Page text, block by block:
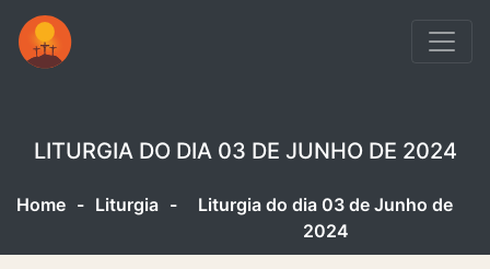
LITURGIA DO DIA 03 DE JUNHO DE 2024
Home - Liturgia -
Liturgia do dia 03 de Junho de
2024